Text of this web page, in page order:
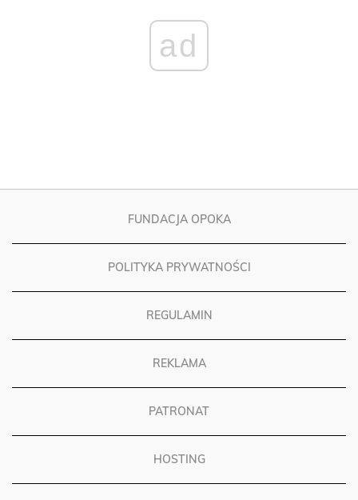
ad
FUNDACJA OPOKA
POLITYKA PRYWATNOŚCI
REGULAMIN
REKLAMA
PATRONAT
HOSTING